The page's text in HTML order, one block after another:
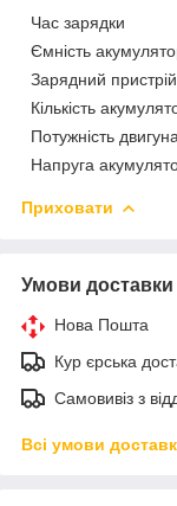
Час зарядки
Ємність
Зарядний пристрій
Кількість
Потужність двигуна
Напруга
Приховати
Умови доставки
Нова Пошта
Кур єрська
Самовивіз з
Всі умови